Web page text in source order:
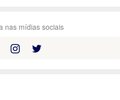
nas mídias sociais